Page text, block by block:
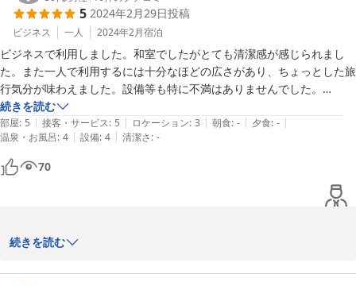
今後もお客様の貴重なご意見にお応えできるよう
努めてまいります。
またのお越しをお待ち申し上げます。
宿泊受付　太田
2024-03-04
5 2024年2月29日投稿
ビジネス 一人 2024年2月宿泊
ビジネスで利用しました。和室でしたがとても清潔感が感じられまし
た。また一人で利用するには十分なほどの広さがあり、ちょっとした旅
行気分が味わえました。設備等も特に不満はありませんでした。
ありがとうございました。
続きを読む
部屋: 5 | 接客・サービス: 5 | ロケーション: 3 | 朝食: - | 夕食: - |
温泉・お風呂: 4 | 設備: 4 | 清潔さ: -
70
この度は、当施設をご利用いただき誠にありがとうございます。ご
滞在中、ご満足いただけたご様子とても嬉しく思います。
続きを読む